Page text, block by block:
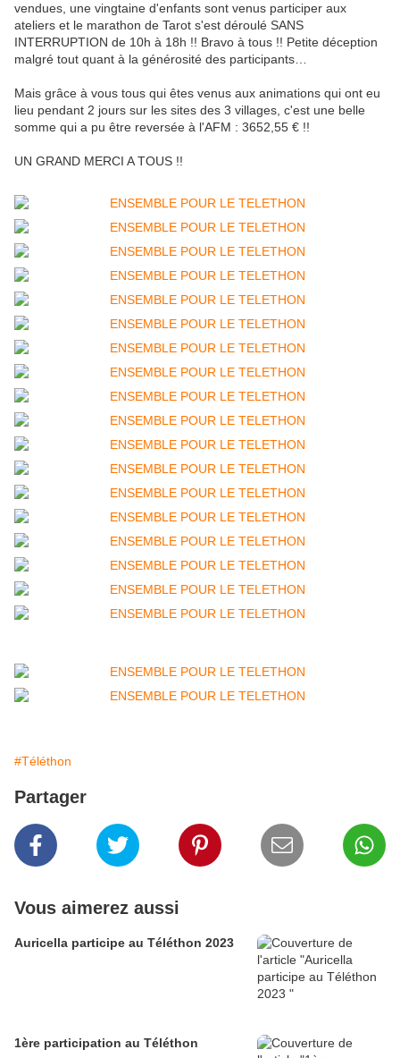
vendues, une vingtaine d'enfants sont venus participer aux
ateliers et le marathon de Tarot s'est déroulé SANS
INTERRUPTION de 10h à 18h !! Bravo à tous !! Petite déception
malgré tout quant à la générosité des participants…
Mais grâce à vous tous qui êtes venus aux animations qui ont eu
lieu pendant 2 jours sur les sites des 3 villages, c'est une belle
somme qui a pu être reversée à l'AFM : 3652,55 € !!
UN GRAND MERCI A TOUS !!
#Téléthon
Partager
Vous aimerez aussi
Auricella participe au Téléthon 2023
1ère participation au Téléthon